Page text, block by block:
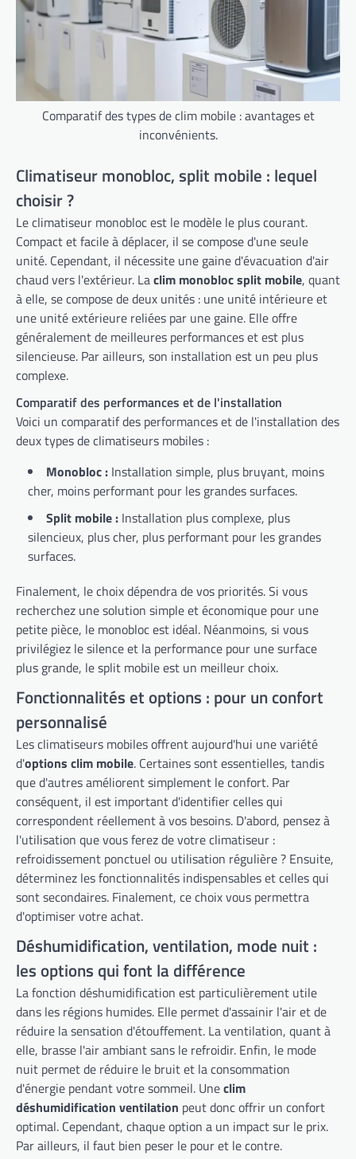
Comparatif des types de clim mobile : avantages et
inconvénients.
Climatiseur monobloc, split mobile : lequel
choisir ?
Le climatiseur monobloc est le modèle le plus courant.
Compact et facile à déplacer, il se compose d'une seule
unité. Cependant, il nécessite une gaine d'évacuation d'air
chaud vers l'extérieur. Laclim monobloc split mobile, quant
à elle, se compose de deux unités : une unité intérieure et
une unité extérieure reliées par une gaine. Elle offre
généralement de meilleures performances et est plus
silencieuse. Par ailleurs, son installation est un peu plus
complexe.
Comparatif des performances et de l'installation
Voici un comparatif des performances et de l'installation des
deux types de climatiseurs mobiles :
Monobloc : Installation simple, plus bruyant, moins
cher, moins performant pour les grandes surfaces.
Split mobile : Installation plus complexe, plus
silencieux, plus cher, plus performant pour les grandes
surfaces.
Finalement, le choix dépendra de vos priorités. Si vous
recherchez une solution simple et économique pour une
petite pièce, le monobloc est idéal. Néanmoins, si vous
privilégiez le silence et la performance pour une surface
plus grande, le split mobile est un meilleur choix.
Fonctionnalités et options : pour un confort
personnalisé
Les climatiseurs mobiles offrent aujourd'hui une variété
d'options clim mobile. Certaines sont essentielles, tandis
que d'autres améliorent simplement le confort. Par
conséquent, il est important d'identifier celles qui
correspondent réellement à vos besoins. D'abord, pensez à
l'utilisation que vous ferez de votre climatiseur :
refroidissement ponctuel ou utilisation régulière ? Ensuite,
déterminez les fonctionnalités indispensables et celles qui
sont secondaires. Finalement, ce choix vous permettra
d'optimiser votre achat.
Déshumidification, ventilation, mode nuit :
les options qui font la différence
La fonction déshumidification est particulièrement utile
dans les régions humides. Elle permet d'assainir l'air et de
réduire la sensation d'étouffement. La ventilation, quant à
elle, brasse l'air ambiant sans le refroidir. Enfin, le mode
nuit permet de réduire le bruit et la consommation
d'énergie pendant votre sommeil. Uneclim
déshumidification ventilation peut donc offrir un confort
optimal. Cependant, chaque option a un impact sur le prix.
Par ailleurs, il faut bien peser le pour et le contre.